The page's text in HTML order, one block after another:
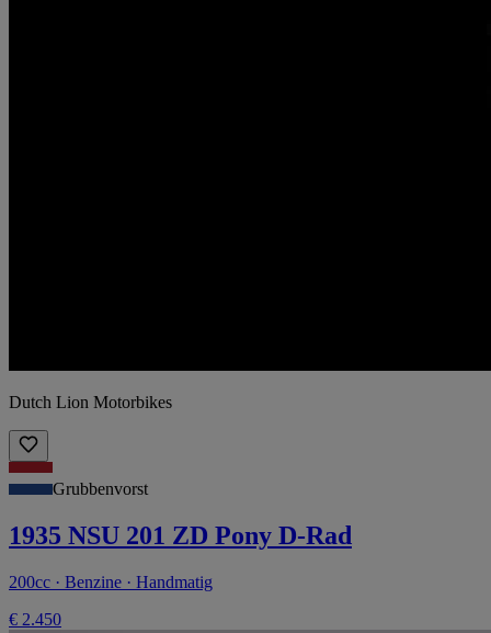
Dutch Lion Motorbikes
Grubbenvorst
1935 NSU 201 ZD Pony D-Rad
200cc · Benzine · Handmatig
€ 2.450